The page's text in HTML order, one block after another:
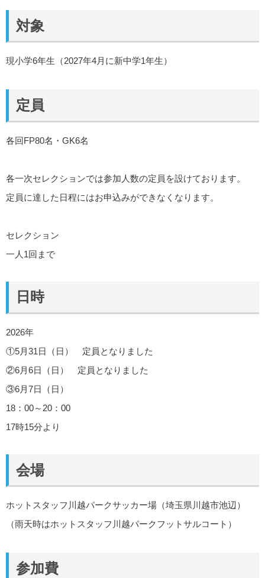
対象
現小学6年生（2027年4月に新中学1年生）
定員
各回FP80名・GK6名
各一次セレクションでは参加人数の定員を設けております。
定員に達した日程にはお申込みができなくなります。
セレクション
一人1回まで
日時
2026年
①5月31日（日） 定員となりました
②6月6日（日） 定員となりました
③6月7日（日）
18：00～20：00
17時15分より
会場
ホットスタッフ川越パークサッカー場（埼玉県川越市池辺）
（雨天時はホットスタッフ川越パークフットサルコート）
参加費